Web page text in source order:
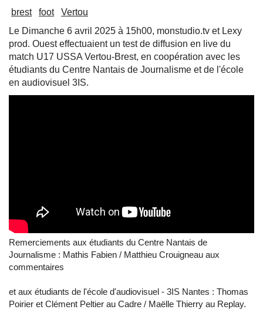
brest foot
Vertou
Le Dimanche 6 avril 2025 à 15h00, monstudio.tv et Lexy
prod. Ouest effectuaient un test de diffusion en live du
match U17 USSA Vertou-Brest, en coopération avec les
étudiants du Centre Nantais de Journalisme et de l'école
en audiovisuel 3IS.
Remerciements aux étudiants du Centre Nantais de
Journalisme : Mathis Fabien / Matthieu Crouigneau aux
commentaires
et aux étudiants de l'école d'audiovisuel - 3IS Nantes : Thomas
Poirier et Clément Peltier au Cadre / Maëlle Thierry au Replay.